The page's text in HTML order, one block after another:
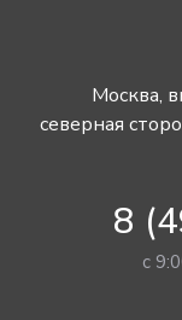
Москва,
северная
8
с